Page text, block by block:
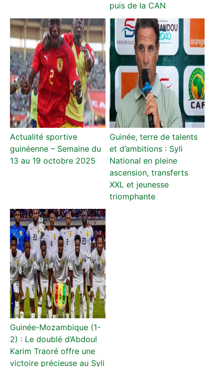
puis de la CAN
Actualité sportive
guinéenne – Semaine du
13 au 19 octobre 2025
Guinée, terre de talents
et d’ambitions : Syli
National en pleine
ascension, transferts
XXL et jeunesse
triomphante
Guinée-Mozambique (1-
2) : Le doublé d’Abdoul
Karim Traoré offre une
victoire précieuse au Syli